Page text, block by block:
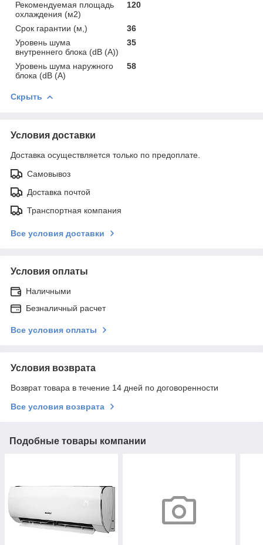
Рекомендуемая площадь
охлаждения (м2)
120
Срок гарантии (м,)
36
Уровень шума
внутреннего блока (dB (A))
35
Уровень шума наружного
блока (dB (A)
58
Скрыть
Условия доставки
Доставка осуществляется только по предоплате.
Самовывоз
Доставка почтой
Транспортная компания
Все условия доставки
Условия оплаты
Наличными
Безналичный расчет
Все условия оплаты
Условия возврата
Возврат товара в течение 14 дней по договоренности
Все условия возврата
Подобные товары компании